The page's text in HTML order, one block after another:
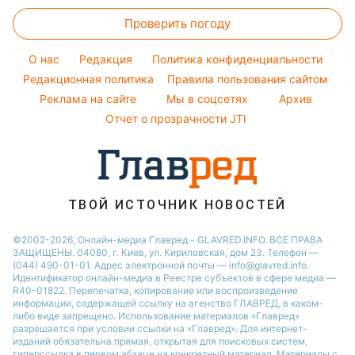
Максим Галкин
Настя Каменских
Виталий Козловский
Потап
София Ротару
Новости Днепра
Новости Тернополя
Новости Житомира
Новости Одессы
Новости Харькова
Женские стрижки
Окрашивание волос
Красивый маникюр
Простые блюда
Легкие десерты
Напитки
Праздничное меню
Тесты по картинке
Оптические иллюзии
Народные приметы
Все о шоу-бизнесе
Проверить погоду
O нас Редакция
Политика конфиденциальности
Редакционная политика
Правила пользования сайтом
Реклама на сайте
Мы в соцсетях
Архив
Отчет о прозрачности JTI
ТВОЙ ИСТОЧНИК НОВОСТЕЙ
©2002-2026, Онлайн-медиа Главред - GLAVRED.INFO. ВСЕ ПРАВА
ЗАЩИЩЕНЫ. 04080, г. Киев, ул. Кириловская, дом 23. Телефон —
(044) 490-01-01. Адрес электронной почты — info@glavred.info.
Идентификатор онлайн-медиа в Реестре cубъектов в сфере медиа —
R40-01822. Перепечатка, копирование или воспроизведение
информации, содержащей ссылку на агенство ГЛАВРЕД, в каком-
либо виде запрещено. Использование материалов «Главред»
разрешается при условии ссылки на «Главред». Для интернет-
изданий обязательна прямая, открытая для поисковых систем,